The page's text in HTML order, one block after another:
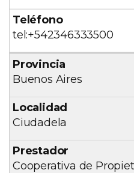
tel:+542346333500
Buenos Aires
Ciudadela
Cooperativa de